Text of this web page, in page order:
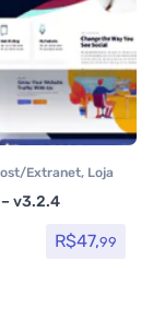
Extranet, Loja
v3.2.4
R$47,99